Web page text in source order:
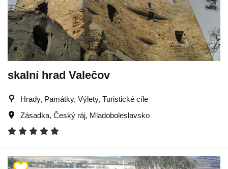
skalní hrad Valečov
Hrady, Památky, Výlety, Turistické cíle
Zásadka, Český ráj, Mladoboleslavsko